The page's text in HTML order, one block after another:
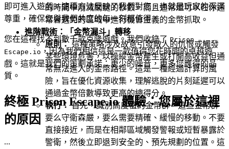
的時間中削減關鍵的秒數，而且通常還可以在你通
常會避免的區域中進行機會主義的金幣抓取。
進階戰術：「金幣漏斗」轉移
原則： 這種策略涉及故意引發敵人的仇恨或觸發
某些環境危害，以操縱金幣產生或打開高收益但通
常無法進入的金幣路徑。這是一種經過計算的風
險，旨在優化資源收集，理解逃脫的片刻延遲可以
通過金幣倍數導致更高的總得分。
執行：首先，識別高度值的金幣群，這些金幣群
要么守衛森嚴，要么需要精確、緩慢的移動。不要
直接接近，而是在相鄰區域觸發警報或短暫暴露於
警衛，然後立即退到安全的、預先規劃的位置。這
即可進入遊戲。這種方法反映了我們對您，也就是玩家的深深
尊重，確保您與我們共度的每一刻都值得。
您在這裡找不到數千款克隆遊戲。我們收錄了 Prison
Escape.io ，因為我們相信這是一款值得您花時間的卓越遊
戲。這就是我們的策劃承諾：更少的噪音，更多您應得的品
質。
終極 Prison Escape.io 體驗：您屬於這裡
的原因
...